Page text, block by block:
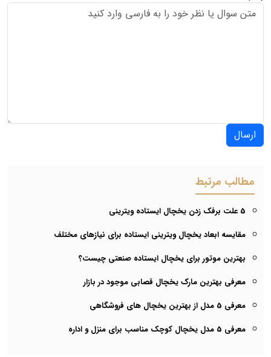
ارسال
مطالب مرتبط
5 علت برفک زدن یخچال ایستاده ویترینی
مقایسه ابعاد یخچال ویترینی ایستاده برای نیازهای مختلف
بهترین موتور برای یخچال ایستاده صنعتی چیست؟
معرفی بهترین مارک یخچال قصابی موجود در بازار
معرفی 5 مدل از بهترین یخچال های فروشگاهی
معرفی 5 مدل یخچال کوچک مناسب برای منزل و اداره